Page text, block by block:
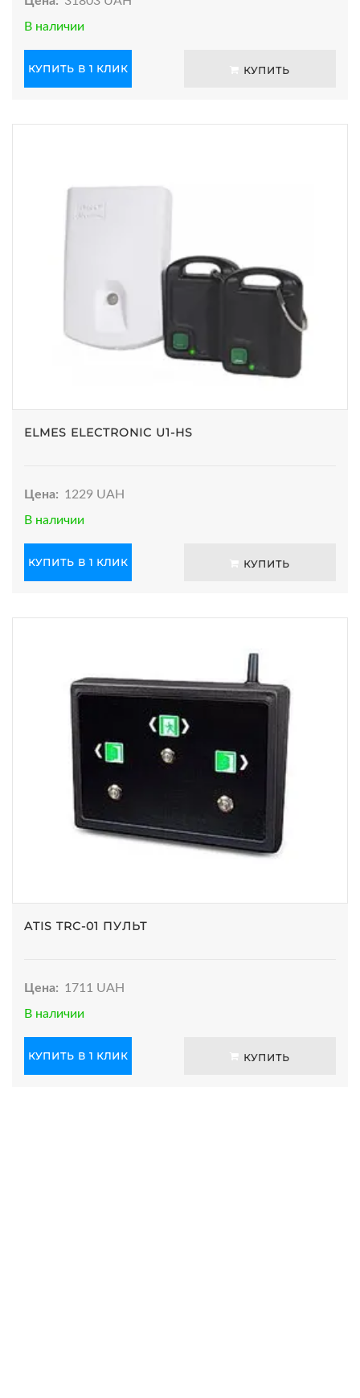
В наличии
КУПИТЬ В 1 КЛИК КУПИТЬ
ELMES ELECTRONIC U1-HS
Цена: 1229 UAH
В наличии
КУПИТЬ В 1 КЛИК КУПИТЬ
ATIS TRC-01 ПУЛЬТ
Цена: 1711 UAH
В наличии
КУПИТЬ В 1 КЛИК КУПИТЬ